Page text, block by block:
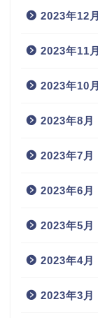
2023年12月
2023年11月
2023年10月
2023年8月
2023年7月
2023年6月
2023年5月
2023年4月
2023年3月